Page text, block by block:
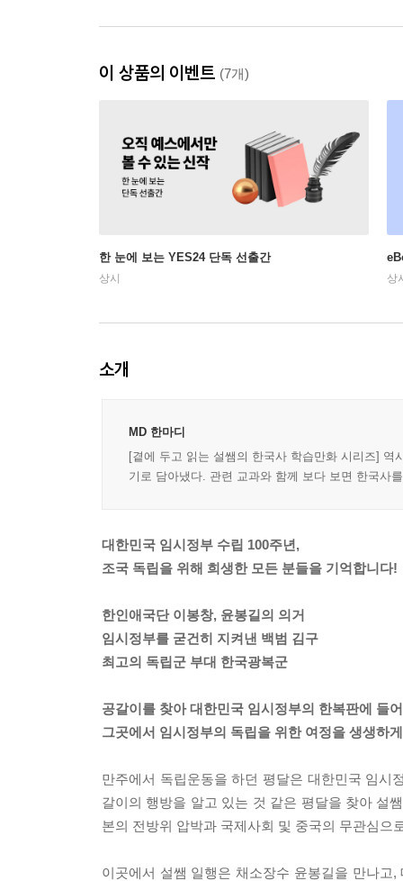
이 상품의 이벤트 (7개)
한 눈에 보는 YES24 단독 선출간
상시 상
소개
MD 한마디
[곁에 두고 읽는 설쌤의 한국사 학습만화 시리즈]
기로 담아냈다. 관련 교과와 함께 보다 보면 한국사
대한민국 임시정부 수립 100주년,
조국 독립을 위해 희생한 모든 분들을 기억합니다!
한인애국단 이봉창, 윤봉길의 의거
임시정부를 굳건히 지켜낸 백범 김구
최고의 독립군 부대 한국광복군
공갈이를 찾아 대한민국 임시정부의 한복판에 들
그곳에서 임시정부의 독립을 위한 여정을 생생하
만주에서 독립운동을 하던 평달은 대한민국 임시
갈이의 행방을 알고 있는 것 같은 평달을 찾아 설
본의 전방위 압박과 국제사회 및 중국의 무관심으
이곳에서 설쌤 일행은 채소장수 윤봉길을 만나고